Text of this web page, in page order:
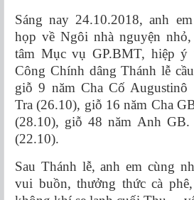
Sáng nay 24.10.2018, anh
họp về Ngôi nhà nguyện
tâm Mục vụ GP.BMT, hiệp ý
Công Chính dâng Thánh lễ
giỗ 9 năm Cha Cố Augustinô
Tra (26.10), giỗ 16 năm Cha
(28.10), giỗ 48 năm Anh GB.
(22.10).
Sau Thánh lễ, anh em cùng
vui buồn, thưởng thức cà